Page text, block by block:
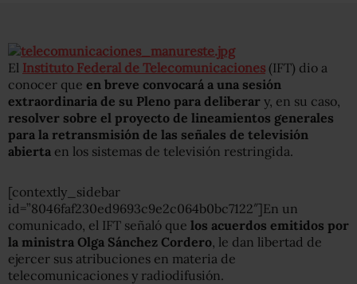
El Instituto Federal de Telecomunicaciones (IFT) dio a
conocer que en breve convocará a una sesión
extraordinaria de su Pleno para deliberar y, en su caso,
resolver sobre el proyecto de lineamientos generales
para la retransmisión de las señales de televisión
abierta en los sistemas de televisión restringida.
[contextly_sidebar
id=”8046faf230ed9693c9e2c064b0bc7122″]En un
comunicado, el IFT señaló que los acuerdos emitidos por
la ministra Olga Sánchez Cordero, le dan libertad de
ejercer sus atribuciones en materia de
telecomunicaciones y radiodifusión.